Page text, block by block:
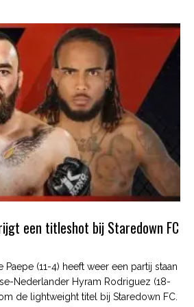
een titleshot bij Staredown FC
(11-4) heeft weer een partij staan
Nederlander Hyram Rodriguez (18-
de lightweight titel bij Staredown FC.